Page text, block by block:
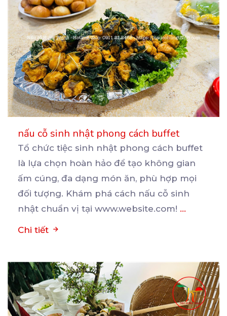
nấu cỗ sinh nhật phong cách buffet
Tổ chức tiệc sinh nhật phong cách buffet
là lựa chọn hoàn hảo để tạo không gian
ấm cúng, đa dạng món ăn, phù hợp mọi
đối tượng. Khám phá cách nấu cỗ sinh
nhật chuẩn vị tại www.website.com! ...
Chi tiết